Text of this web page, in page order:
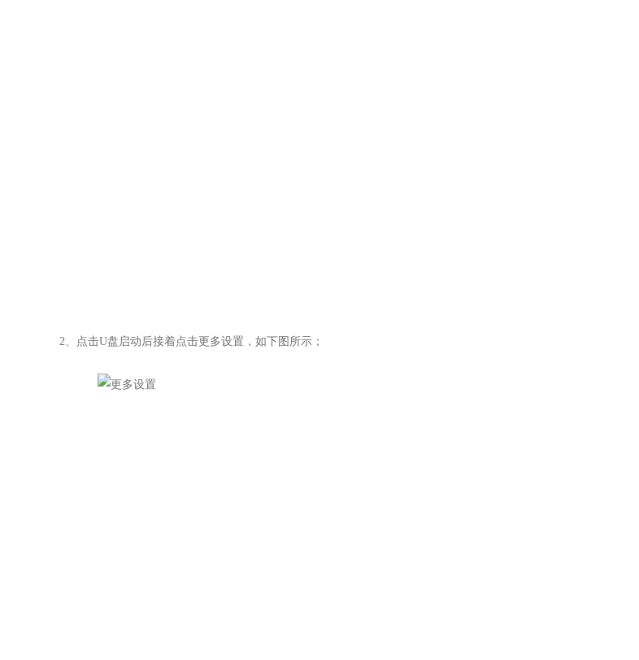
2、点击U盘启动后接着点击更多设置，如下图所示；